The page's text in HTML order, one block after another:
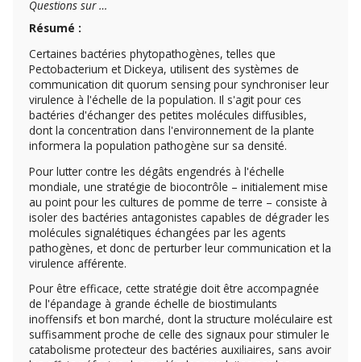
Questions sur …
Résumé :
Certaines bactéries phytopathogènes, telles que
Pectobacterium et Dickeya, utilisent des systèmes de
communication dit quorum sensing pour synchroniser leur
virulence à l'échelle de la population. Il s'agit pour ces
bactéries d'échanger des petites molécules diffusibles,
dont la concentration dans l'environnement de la plante
informera la population pathogène sur sa densité.
Pour lutter contre les dégâts engendrés à l'échelle
mondiale, une stratégie de biocontrôle – initialement mise
au point pour les cultures de pomme de terre – consiste à
isoler des bactéries antagonistes capables de dégrader les
molécules signalétiques échangées par les agents
pathogènes, et donc de perturber leur communication et la
virulence afférente.
Pour être efficace, cette stratégie doit être accompagnée
de l'épandage à grande échelle de biostimulants
inoffensifs et bon marché, dont la structure moléculaire est
suffisamment proche de celle des signaux pour stimuler le
catabolisme protecteur des bactéries auxiliaires, sans avoir